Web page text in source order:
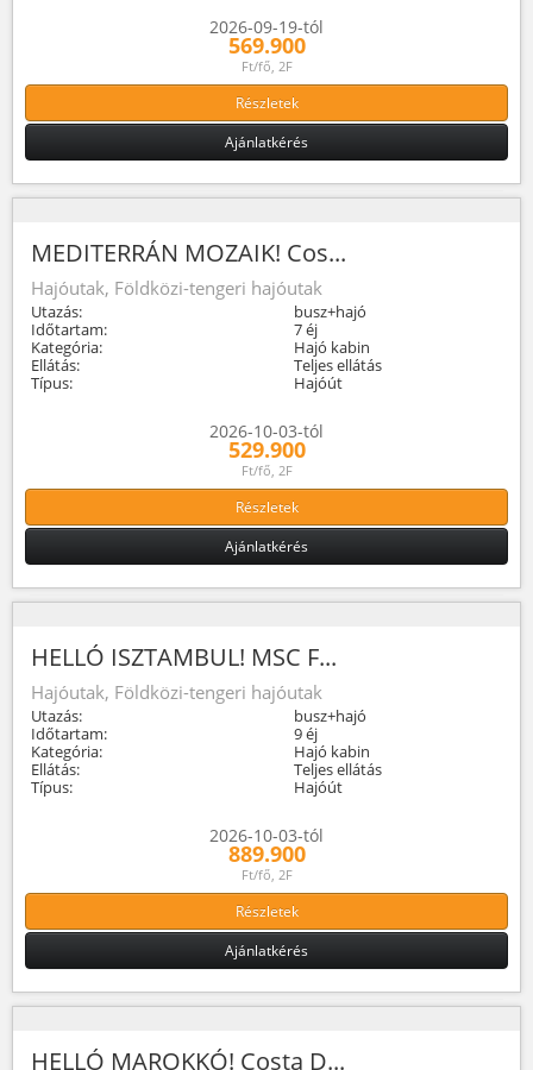
2026-09-19-tól
569.900
Ft/fő, 2F
Részletek
Ajánlatkérés
MEDITERRÁN MOZAIK! Cos...
Hajóutak, Földközi-tengeri hajóutak
Utazás:
busz+hajó
Időtartam:
7 éj
Kategória:
Hajó kabin
Ellátás:
Teljes ellátás
Típus:
Hajóút
2026-10-03-tól
529.900
Ft/fő, 2F
Részletek
Ajánlatkérés
HELLÓ ISZTAMBUL! MSC F...
Hajóutak, Földközi-tengeri hajóutak
Utazás:
busz+hajó
Időtartam:
9 éj
Kategória:
Hajó kabin
Ellátás:
Teljes ellátás
Típus:
Hajóút
2026-10-03-tól
889.900
Ft/fő, 2F
Részletek
Ajánlatkérés
HELLÓ MAROKKÓ! Costa D...